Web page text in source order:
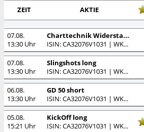
ZEIT AKTIE
07.08.
13:30 Uhr
Charttechnik Widerstandslinie (lang)
ISIN: CA32076V1031 | WKN: A0LHKJ
07.08.
13:30 Uhr
Slingshots long
ISIN: CA32076V1031 | WKN: A0LHKJ
06.08.
13:30 Uhr
GD 50 short
ISIN: CA32076V1031 | WKN: A0LHKJ
05.08.
15:21 Uhr
KickOff long
ISIN: CA32076V1031 | WKN: A0LHKJ